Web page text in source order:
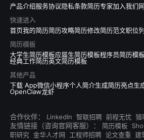
产品介绍服务协议隐私条款简历专家加入我们
快速进入
首页我的简历简历攻略简历修改简历范文职位
简历模板
大学生简历模板应届生简历模板程序员简历模板
经典工作简历英文简历模板
其他产品
下载 App微信小程序个人简介生成简历亮点生
OpenClaw龙虾
合作伙伴： LinkedIn 智联招聘 前程无忧 猎
友情链接（咨询官网客服）： 简历模板
职研究 金华人才网 工程师招聘 论文查重 建